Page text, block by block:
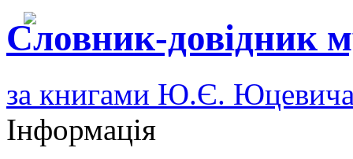
Словник-довідник
за книгами Ю.Є.
Інформація